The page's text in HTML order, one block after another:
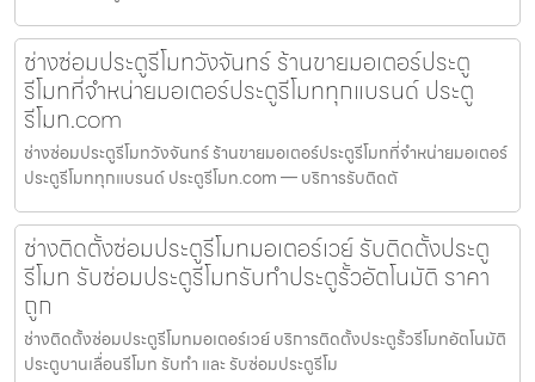
ช่างซ่อมประตูรีโมทวังจันทร์ ร้านขายมอเตอร์ประตู
รีโมทที่จำหน่ายมอเตอร์ประตูรีโมททุกแบรนด์ ประตู
รีโมท.com
ช่างซ่อมประตูรีโมทวังจันทร์ ร้านขายมอเตอร์ประตูรีโมทที่จำหน่ายมอเตอร์
ประตูรีโมททุกแบรนด์ ประตูรีโมท.com — บริการรับติดตั
ช่างติดตั้งซ่อมประตูรีโมทมอเตอร์เวย์ รับติดตั้งประตู
รีโมท รับซ่อมประตูรีโมทรับทำประตูรั้วอัตโนมัติ ราคา
ถูก
ช่างติดตั้งซ่อมประตูรีโมทมอเตอร์เวย์ บริการติดตั้งประตูรั้วรีโมทอัตโนมัติ
ประตูบานเลื่อนรีโมท รับทำ และ รับซ่อมประตูรีโม